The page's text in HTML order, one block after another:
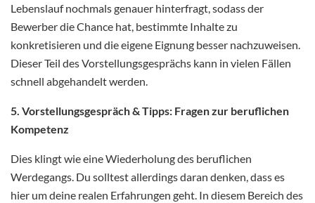
Lebenslauf nochmals genauer hinterfragt, sodass der
Bewerber die Chance hat, bestimmte Inhalte zu
konkretisieren und die eigene Eignung besser nachzuweisen.
Dieser Teil des Vorstellungsgesprächs kann in vielen Fällen
schnell abgehandelt werden.
5. Vorstellungsgespräch & Tipps: Fragen zur beruflichen
Kompetenz
Dies klingt wie eine Wiederholung des beruflichen
Werdegangs. Du solltest allerdings daran denken, dass es
hier um deine realen Erfahrungen geht. In diesem Bereich des